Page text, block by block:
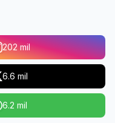
202 mil
6.6 mil
6.2 mil